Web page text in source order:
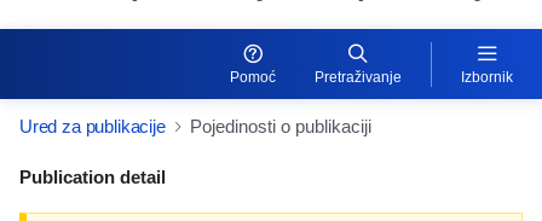
Pomoć Pretraživanje Izbornik
Ured za publikacije Pojedinosti o publikaciji
Publication detail